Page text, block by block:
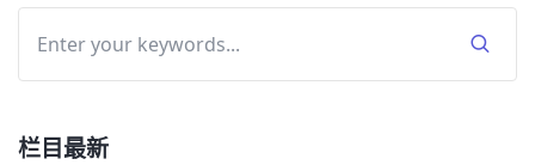
栏目最新